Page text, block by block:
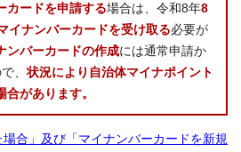
カードを申請する場合は、令和8年8
イナンバーカードを受け取る必要が
ンバーカードの作成には通常申請か
、状況により自治体マイナポイント
があります。
合」及び「マイナンバーカードを新規